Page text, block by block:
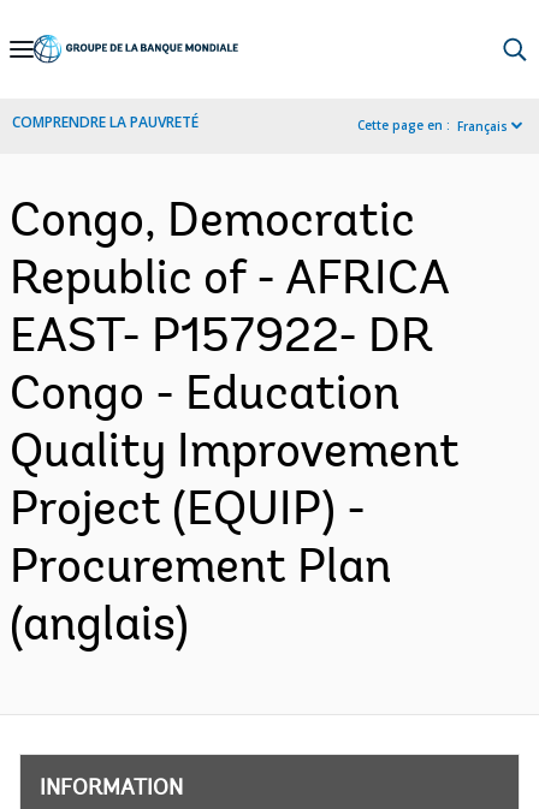
Skip
Navigation
COMPRENDRE LA PAUVRETÉ Cette page en : Français
Congo, Democratic
Republic of - AFRICA
EAST- P157922- DR
Congo - Education
Quality Improvement
Project (EQUIP) -
Procurement Plan
(anglais)
INFORMATION